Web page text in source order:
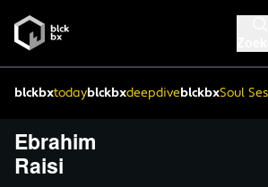
blckbxtodayblckbxdeepdiveblckbxSoul
Ebrahim
Raisi